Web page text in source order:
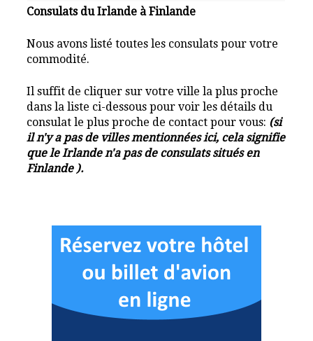
Consulats du Irlande à Finlande
Nous avons listé toutes les consulats pour votre
commodité.
Il suffit de cliquer sur votre ville la plus proche
dans la liste ci-dessous pour voir les détails du
consulat le plus proche de contact pour vous: (si
il n'y a pas de villes mentionnées ici, cela signifie
que le Irlande n'a pas de consulats situés en
Finlande ).